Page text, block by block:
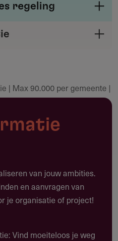
| Max 90.000 per gemeente |
| Budget 2,25 miljoen
gebruiken?
van vernieuwingen bij
van processen
regeling
van jouw ambities.
en aanvragen van
je organisatie of project!
Vind moeiteloos je weg